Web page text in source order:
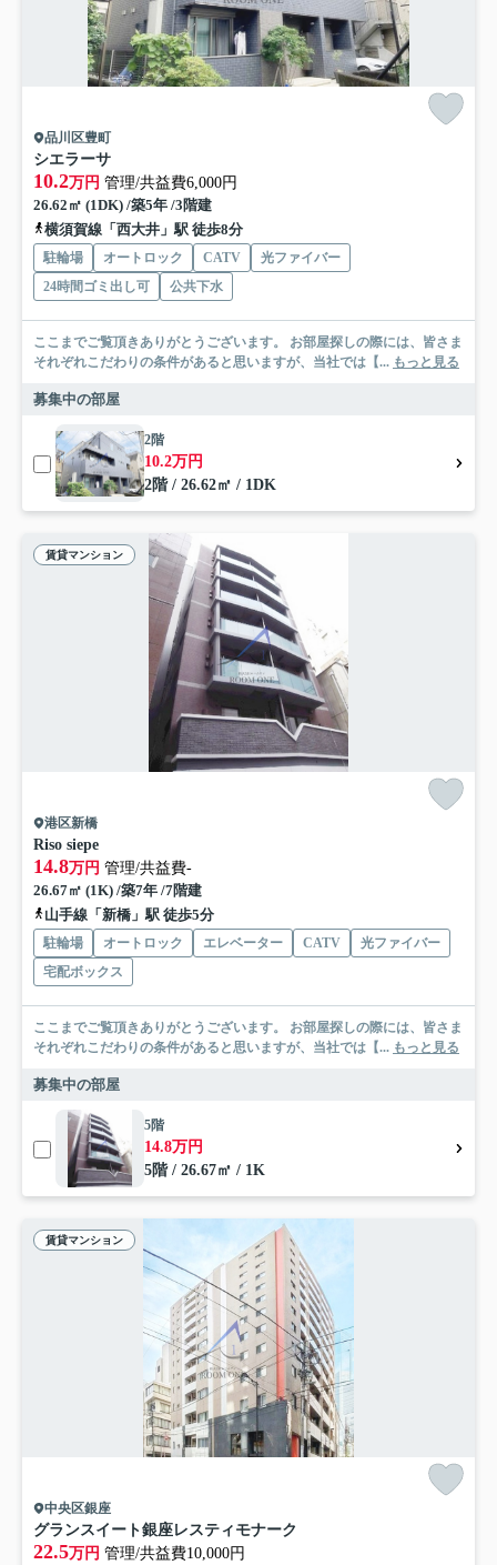
品川区豊町
シエラーサ
10.2万円 管理/共益費6,000円
26.62㎡ (1DK) /築5年 /3階建
横須賀線「西大井」駅 徒歩8分
駐輪場 オートロック CATV
光ファイバー
24時間ゴミ出し可
公共下水
ここまでご覧頂きありがとうございます。 お部屋探しの際には、皆さま
それぞれこだわりの条件があると思いますが、当社では【... もっと見る
募集中の部屋
2階
10.2万円
2階 / 26.62㎡ / 1DK
賃貸マンション
港区新橋
Riso siepe
14.8万円 管理/共益費-
26.67㎡ (1K) /築7年 /7階建
山手線「新橋」駅 徒歩5分
駐輪場 オートロック エレベーター CATV
光ファイバー
宅配ボックス
ここまでご覧頂きありがとうございます。 お部屋探しの際には、皆さま
それぞれこだわりの条件があると思いますが、当社では【... もっと見る
募集中の部屋
5階
14.8万円
5階 / 26.67㎡ / 1K
賃貸マンション
中央区銀座
グランスイート銀座レスティモナーク
22.5万円 管理/共益費10,000円